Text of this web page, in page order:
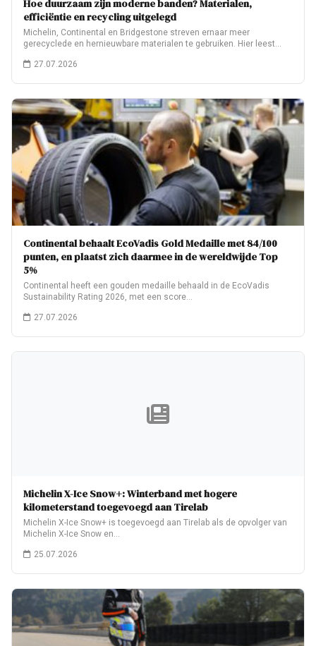
Hoe duurzaam zijn moderne banden? Materialen,
efficiëntie en recycling uitgelegd
Michelin, Continental en Bridgestone streven ernaar meer
gerecyclede en hernieuwbare materialen te gebruiken. Hier leest…
27.07.2026
Continental behaalt EcoVadis Gold Medaille met 84/100
punten, en plaatst zich daarmee in de wereldwijde Top
5%
Continental heeft een gouden medaille behaald in de EcoVadis
Sustainability Rating 2026, met een score…
27.07.2026
Michelin X-Ice Snow+: Winterband met hogere
kilometerstand toegevoegd aan Tirelab
Michelin X-Ice Snow+ is toegevoegd aan Tirelab als de opvolger van
Michelin X-Ice Snow en…
25.07.2026